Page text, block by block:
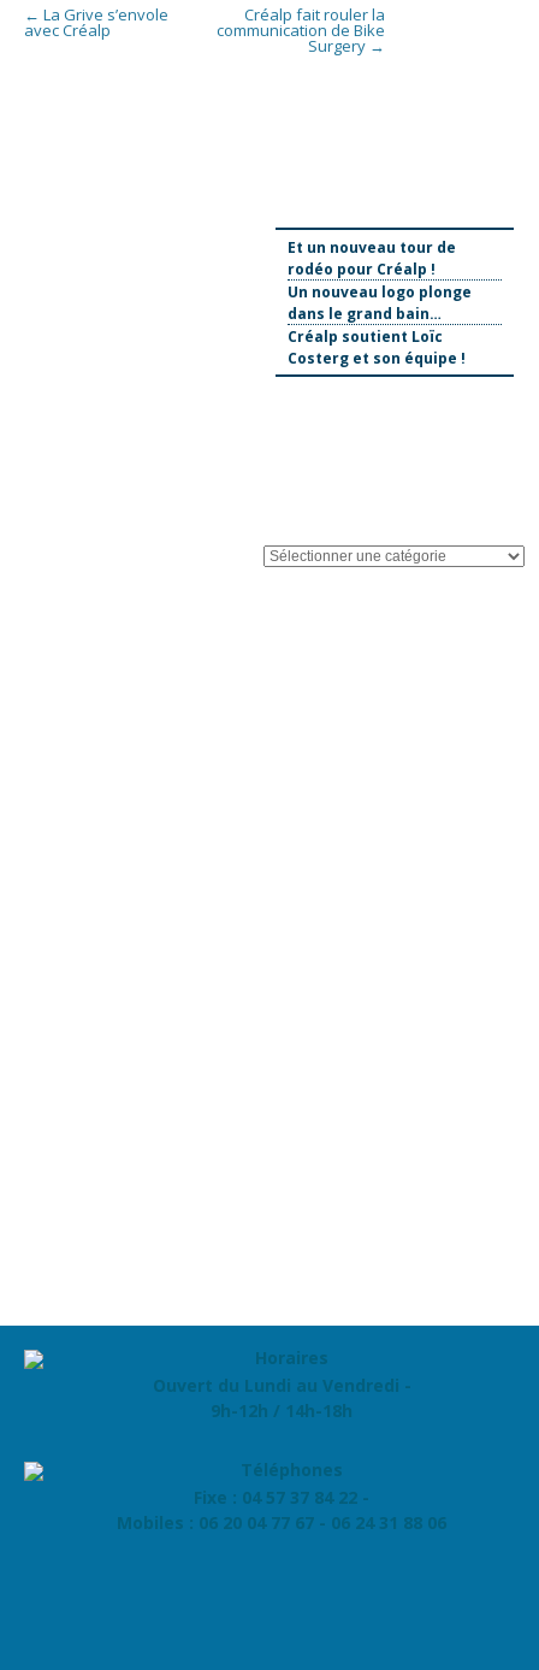
Navigation des articles
← La Grive s’envole
avec Créalp
Créalp fait rouler la
communication de Bike
Surgery →
Et un nouveau tour de
rodéo pour Créalp !
Un nouveau logo plonge
dans le grand bain…
Créalp soutient Loïc
Costerg et son équipe !
Ouvert du Lundi au Vendredi -
9h-12h / 14h-18h
Fixe : 04 57 37 84 22 -
Mobiles : 06 20 04 77 67 - 06 24 31 88 06